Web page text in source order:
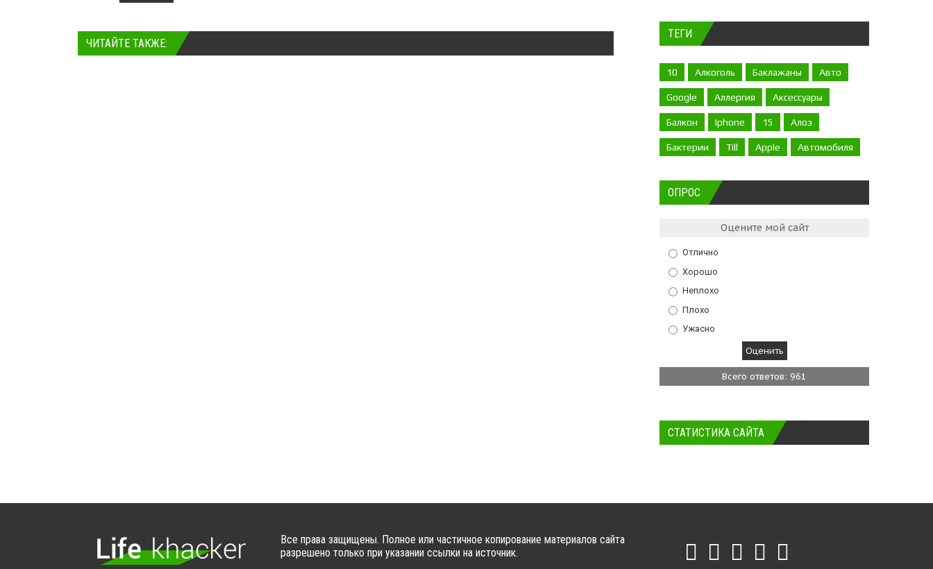
ЧИТАЙТЕ ТАКЖЕ:
ТЕГИ
10 Алкоголь Баклажаны Авто
Google Аллергия Аксессуары
Балкон Iphone 15 Алоэ
Бактерии Till Apple Автомобиля
ОПРОС
Оцените мой сайт
Отлично
Хорошо
Неплохо
Плохо
Ужасно
Всего ответов: 961
СТАТИСТИКА САЙТА
Все права защищены. Полное или частичное копирование материалов сайта
разрешено только при указании ссылки на источник.